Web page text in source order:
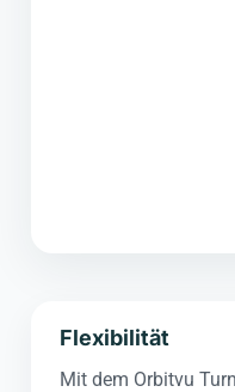
Flexibilität
Mit dem Orbitvu